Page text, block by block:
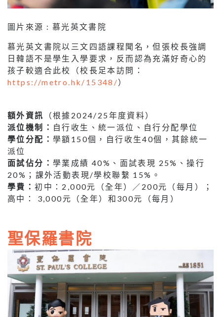
圖片來源 : 慕光英文書院
慕光英文書院以三文四語課程聞名，但張校長強調
日韓語不是學生入學要求，反而認為充滿好奇心的
孩子較適合此校（校長足本訪問：
https://metro.hk/15348/）
額外資訊
（根據2024/25年度資料）
派位機制： 自行收生、統一派位、自行分配學位
學位分配： 學額150個，自行收生40個，其餘統一
派位
面試佔分： 學業成績 40%、面試表現 25%、操行
20%；課外活動表現/學校聯繫 15%。
學費：初中：2,000元（全年）／200元（每月）；
高中： 3,000元（全年）和300元（每月）
聖保羅書院